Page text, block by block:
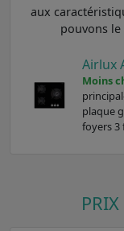
aux
pouvons
Airlux
Moins
plaque
foyers 3